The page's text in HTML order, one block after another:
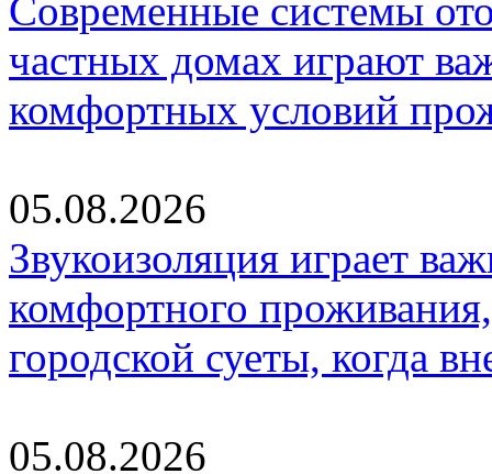
Современные системы
частных домах играют
комфортных условий
05.08.2026
Звукоизоляция играет
комфортного
городской суеты, когда
05.08.2026